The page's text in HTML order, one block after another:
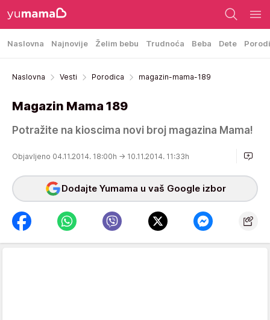
Naslovna Najnovije Želim bebu Trudnoća Beba Dete
Naslovna Vesti Porodica magazin-mama-189
Magazin Mama 189
Potražite na kioscima novi broj magazina Mama!
Objavljeno 04.11.2014. 18:00h → 10.11.2014. 11:33h
Dodajte Yumama u vaš Google izbor